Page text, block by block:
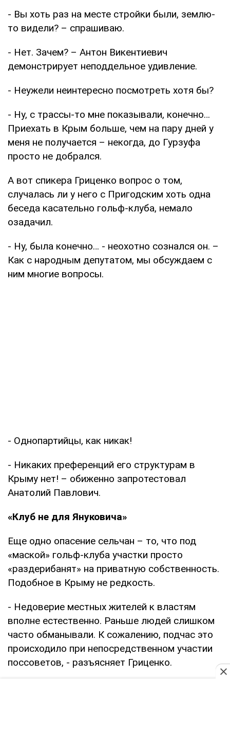
- Вы хоть раз на месте стройки были, землю-
то видели? – спрашиваю.
- Нет. Зачем? – Антон Викентиевич
демонстрирует неподдельное удивление.
- Неужели неинтересно посмотреть хотя бы?
- Ну, с трассы-то мне показывали, конечно…
Приехать в Крым больше, чем на пару дней у
меня не получается – некогда, до Гурзуфа
просто не добрался.
А вот спикера Гриценко вопрос о том,
случалась ли у него с Пригодским хоть одна
беседа касательно гольф-клуба, немало
озадачил.
- Ну, была конечно… - неохотно сознался он. –
Как с народным депутатом, мы обсуждаем с
ним многие вопросы.
- Однопартийцы, как никак!
- Никаких преференций его структурам в
Крыму нет! – обиженно запротестовал
Анатолий Павлович.
«Клуб не для Януковича»
Еще одно опасение сельчан – то, что под
«маской» гольф-клуба участки просто
«раздерибанят» на приватную собственность.
Подобное в Крыму не редкость.
- Недоверие местных жителей к властям
вполне естественно. Раньше людей слишком
часто обманывали. К сожалению, подчас это
происходило при непосредственном участии
поссоветов, - разъясняет Гриценко.